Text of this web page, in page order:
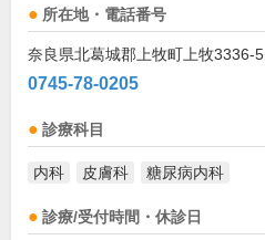
所在地・電話番号
奈良県北葛城郡上牧町上牧3336-5
0745-78-0205
診療科目
内科 皮膚科 糖尿病内科
診療/受付時間・休診日